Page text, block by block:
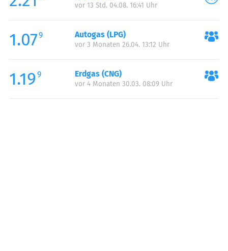
vor 13 Std. 04.08. 16:41 Uhr
1.079 Autogas (LPG)
vor 3 Monaten 26.04. 13:12 Uhr
1.19 9 Erdgas (CNG)
vor 4 Monaten 30.03. 08:09 Uhr